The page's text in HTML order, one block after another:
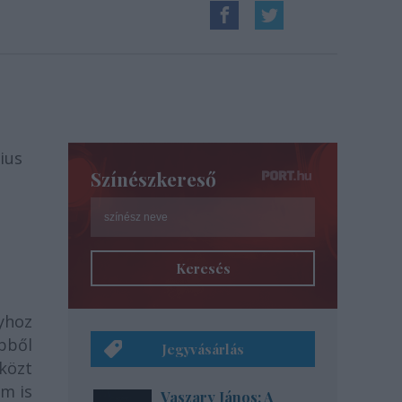
is
Színészkereső
Keresés
Jegyvásárlás
Vaszary János: A